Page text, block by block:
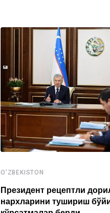
O'ZBEKISTON
Президент рецептли
нархларини тушириш